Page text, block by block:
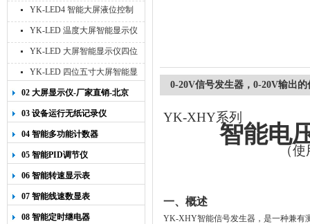
仪
YK-LED4 智能大屏液位控制
仪
YK-LED 温度大屏智能显示仪
四位十寸
YK-LED 大屏智能显示仪四位
八寸
YK-LED 四位五寸大屏智能显
示仪
02 大屏显示仪-厂家直销-北京
宇科泰吉
03 设备运行无纸记录仪
04 智能多功能计数器
05 智能PID调节仪
06 智能转速显示表
07 智能线速数显表
08 智能定时继电器
0-20V信号发生器，0-20V输出
YK-XHY系列
智能电压
（
一、概述
YK-XHY智能信号发生器，是一种兼有